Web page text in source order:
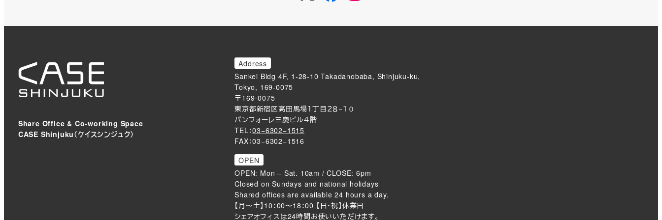
Share Office & Co-working Space
CASE Shinjuku（ケイスシンジュク）
Address
Sankei Bldg 4F, 1-28-10 Takadanobaba, Shinjuku-ku,
Tokyo, 169-0075
〒169-0075
東京都新宿区高田馬場１丁目２８−１０
バンフォーレ三慶ビル４階
TEL：03−6302−1515
FAX：03−6302−1516
OPEN
OPEN: Mon – Sat. 10am / CLOSE: 6pm
Closed on Sundays and national holidays
Shared offices are available 24 hours a day.
【月〜土】10：00〜18：00 【日・祝】休業日
シェアオフィスは24時間お使いいただけます。